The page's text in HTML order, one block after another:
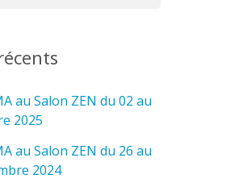
au Salon ZEN du 02 au
2025
au Salon ZEN du 26 au
2024